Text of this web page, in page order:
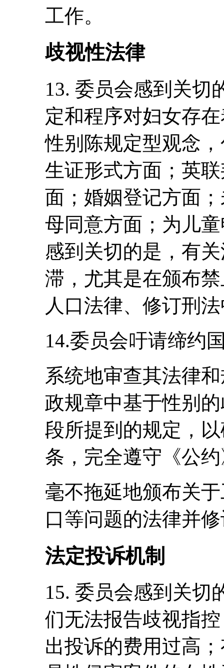
工作。
歧视性法律
13. 委员会感到关切
定和程序对妇女存
性别陈规定型观念
生证形式方面；英
面；婚姻登记方面
母同意方面；为儿
感到关切的是，有
滞，尤其是在颁布
人口法律、修订刑
14.委员会吁请缔约
系统地审查其法律
政规章中基于性别
段所提到的规定，
条，完全遵守《公
毫不拖延地颁布关
口等问题的法律并
法定投诉机制
15. 委员会感到关切
们无法报告歧视指
出投诉的费用过高